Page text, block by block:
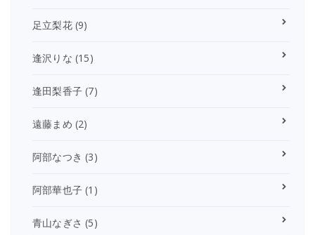
足立梨花(9)
逢沢りな (15)
逢田梨香子 (7)
遠藤まめ (2)
阿部なつき (3)
阿部華也子 (1)
青山なぎさ (5)